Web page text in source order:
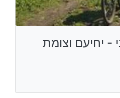
- יחיעם וצומת